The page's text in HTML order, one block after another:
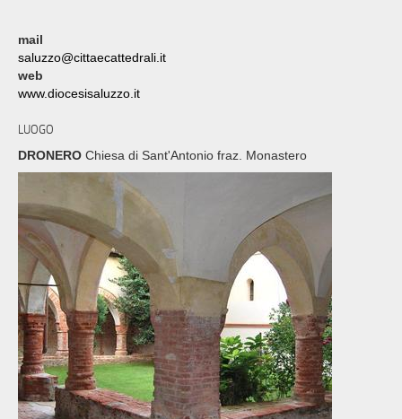
mail
saluzzo@cittaecattedrali.it
web
www.diocesisaluzzo.it
LUOGO
DRONERO Chiesa di Sant'Antonio fraz. Monastero